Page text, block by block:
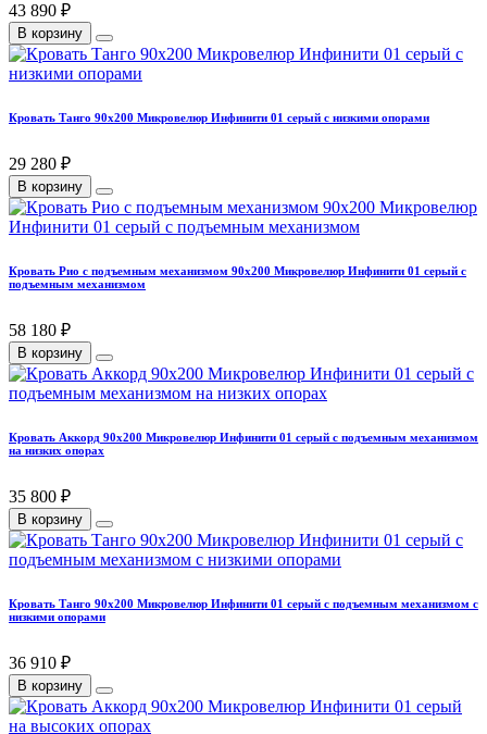
43 890 ₽
В корзину
Кровать Танго 90х200 Микровелюр Инфинити 01 серый с низкими опорами
29 280 ₽
В корзину
Кровать Рио с подъемным механизмом 90х200 Микровелюр Инфинити 01 серый с
подъемным механизмом
58 180 ₽
В корзину
Кровать Аккорд 90х200 Микровелюр Инфинити 01 серый с подъемным механизмом
на низких опорах
35 800 ₽
В корзину
Кровать Танго 90х200 Микровелюр Инфинити 01 серый с подъемным механизмом с
низкими опорами
36 910 ₽
В корзину